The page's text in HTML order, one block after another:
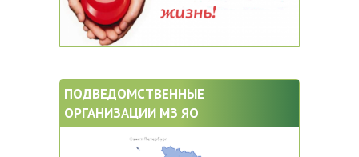
ПОДВЕДОМСТВЕННЫЕ
ОРГАНИЗАЦИИ МЗ ЯО